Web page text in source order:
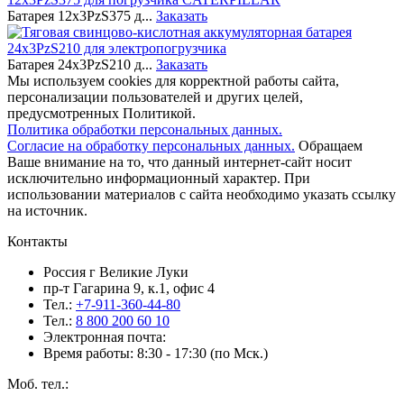
Батарея 12х3PzS375 д... Заказать
Батарея 24х3PzS210 д... Заказать
Мы используем cookies для корректной работы сайта,
персонализации пользователей и других целей,
предусмотренных Политикой.
Политика обработки персональных данных.
Согласие на обработку персональных данных. Обращаем
Ваше внимание на то, что данный интернет-сайт носит
исключительно информационный характер. При
использовании материалов c сайта необходимо указать ссылку
на источник.
Контакты
Россия г Великие Луки
пр-т Гагарина 9, к.1, офис 4
Тел.: +7-911-360-44-80
Тел.: 8 800 200 60 10
Электронная почта:
Время работы: 8:30 - 17:30 (по Мск.)
Моб. тел.: